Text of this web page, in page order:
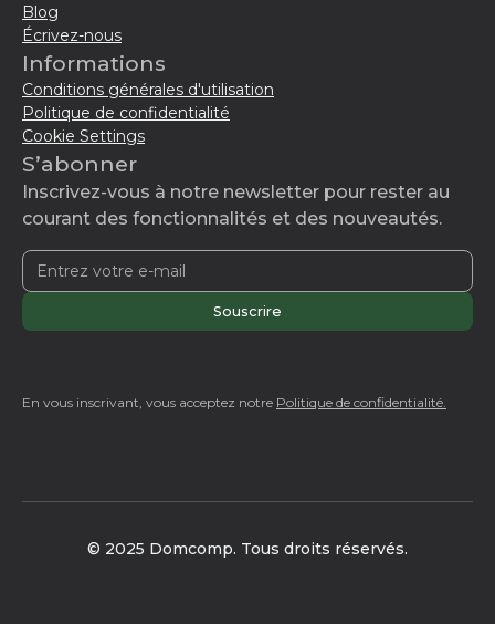
Blog
Écrivez-nous
Informations
Conditions générales d'utilisation
Politique de confidentialité
Cookie Settings
S’abonner
Inscrivez-vous à notre newsletter pour rester au
courant des fonctionnalités et des nouveautés.
En vous inscrivant, vous acceptez notre Politique de confidentialité.
© 2025 Domcomp. Tous droits réservés.